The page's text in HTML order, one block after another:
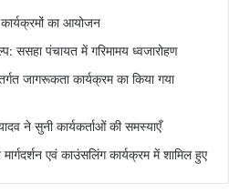
कार्यक्रमों का आयोजन
ससहा पंचायत में गरिमामय ध्वजारोहण
जागरूकता कार्यक्रम का किया गया
ने सुनी कार्यकर्ताओं की समस्याएँ
एवं काउंसलिंग कार्यक्रम में शामिल हुए